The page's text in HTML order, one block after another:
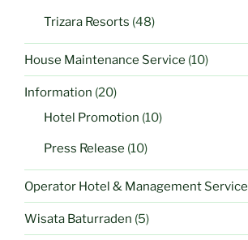
Trizara Resorts (48)
House Maintenance Service (10)
Information (20)
Hotel Promotion (10)
Press Release (10)
Operator Hotel & Management Service
Wisata Baturraden (5)